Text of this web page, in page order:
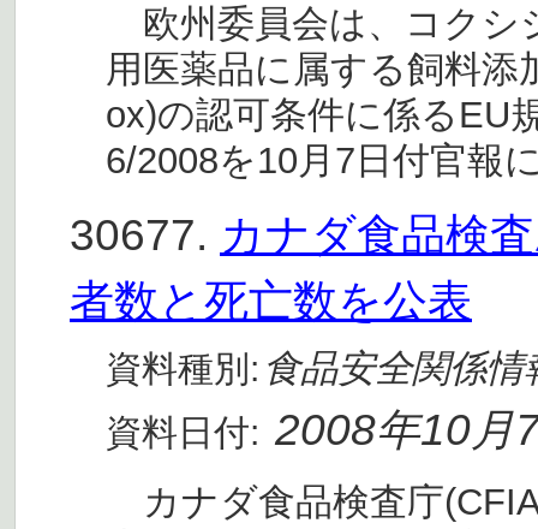
欧州委員会は、コクシ
用医薬品に属する飼料
ox)の認可条件に係るEU
6/2008を10月7日付官報
30677. カナダ食品検
者数と死亡数を公表
資料種別: 食品安全関係情
資料日付: 2008年10月
カナダ食品検査庁